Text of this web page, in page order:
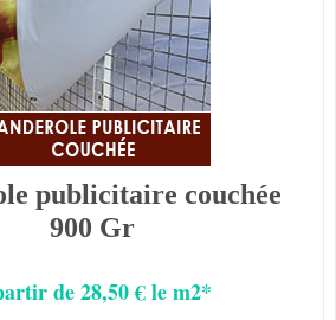
publicitaire couchée
900 Gr
de 28,50 € le m2*